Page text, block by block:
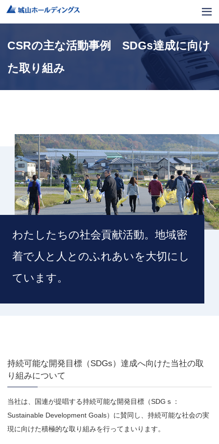
CSRの主な活動事例 SDGs達成に向け
た取り組み
わたしたちの社会貢献活動。地域密
着で人と人とのふれあいを大切にし
ています。
持続可能な開発目標（SDGs）達成へ向けた当社の取
り組みについて
当社は、国連が提唱する持続可能な開発目標（SDGｓ：
Sustainable Development Goals）に賛同し、持続可能な社会の実
現に向けた積極的な取り組みを行ってまいります。